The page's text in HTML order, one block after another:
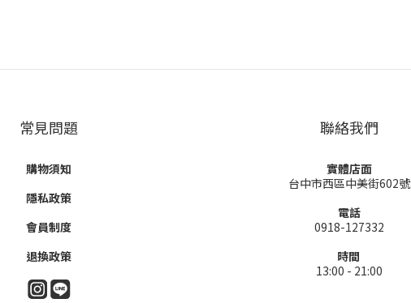
常見問題
購物須知
隱私政策
會員制度
退換政策
聯絡我們
實體店面
台中市西區中美街602號
電話
0918-127332
時間
13:00 - 21:00